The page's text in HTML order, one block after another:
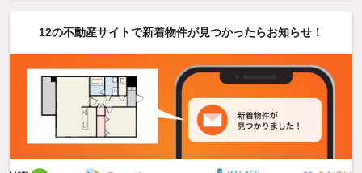
12の不動産サイトで新着物件が見つかったらお知らせ！